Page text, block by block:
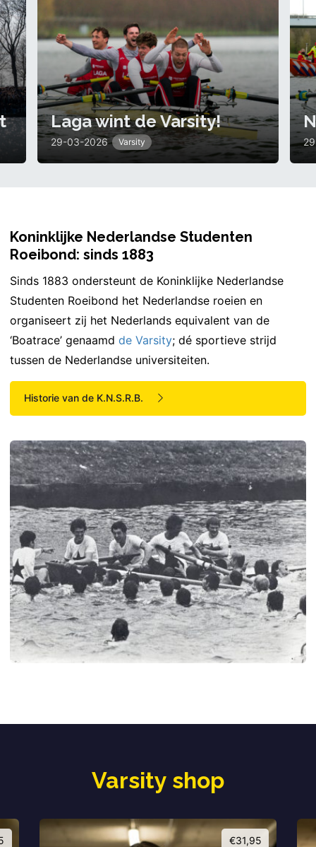
Laga wint de Varsity!
29-03-2026 Varsity
Koninklijke Nederlandse Studenten
Roeibond: sinds 1883
Sinds 1883 ondersteunt de Koninklijke Nederlandse
Studenten Roeibond het Nederlandse roeien en
organiseert zij het Nederlands equivalent van de
‘Boatrace’ genaamdde Varsity; dé sportieve strijd
tussen de Nederlandse universiteiten.
Historie van de K.N.S.R.B.
Varsity shop
€31,95